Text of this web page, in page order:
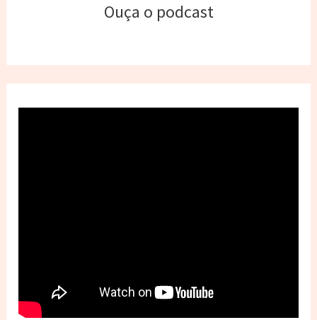
Ouça o podcast